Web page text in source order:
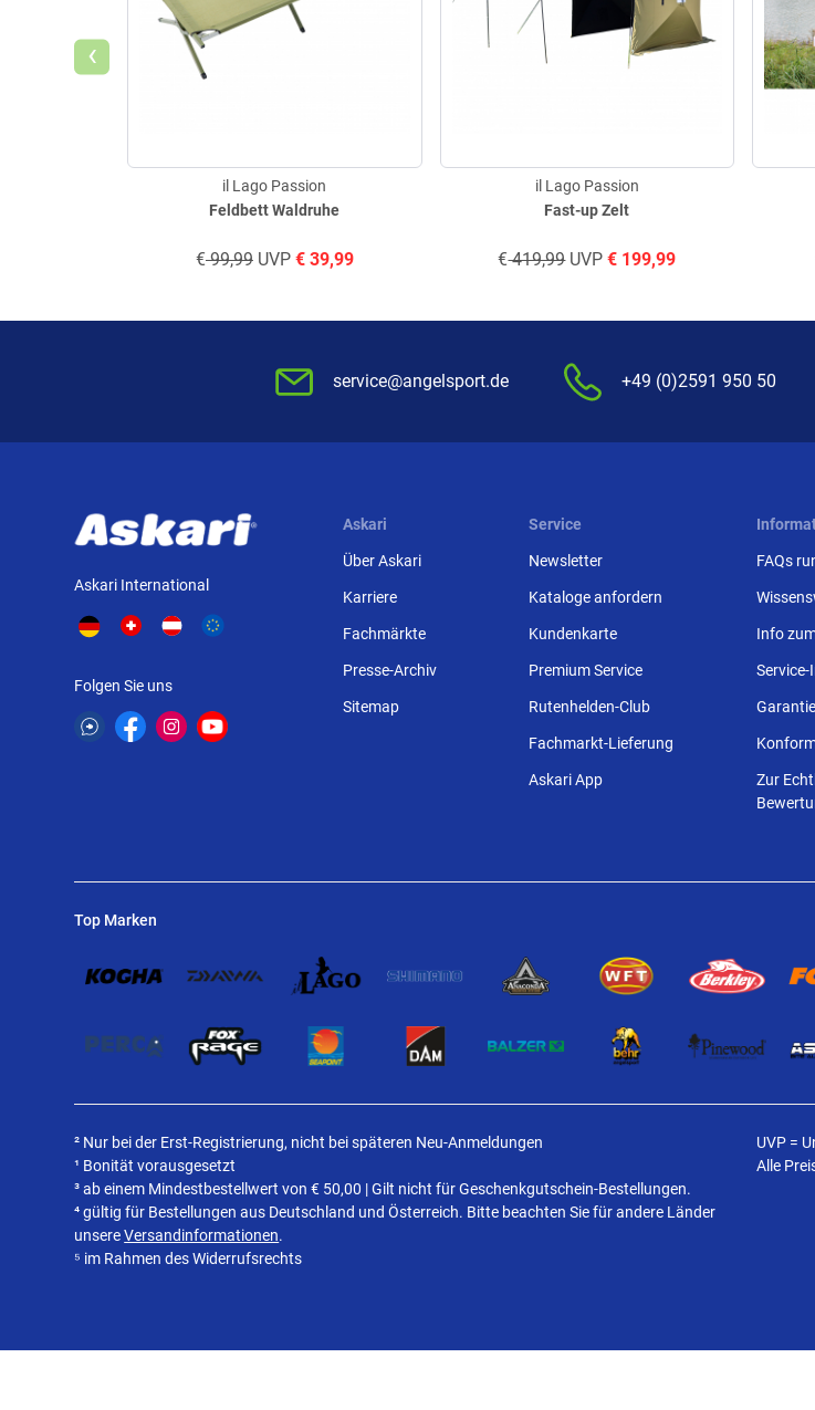
Feldbett Waldruhe
il Lago Passion
€99,99UVP €39,99
Fast-up Zelt
il Lago Passion
€419,99UVP € 199,99
‹
service@angelsport.de +49 (0)2591 950 50
Askari International
Folgen Sie uns
Askari
Über Askari
Karriere
Fachmärkte
Presse-Archiv
Sitemap
Service
Newsletter
Kataloge anfordern
Kundenkarte
Premium Service
Rutenhelden-Club
Fachmarkt-Lieferung
Askari App
FAQs
Info
Zur
Top Marken
² Nur bei der Erst-Registrierung, nicht bei späteren Neu-Anmeldungen
¹ Bonität vorausgesetzt
³ ab einem Mindestbestellwert von€ 50,00 | Gilt nicht für Geschenkgutschein-Bestellungen.
⁴ gültig für Bestellungen aus Deutschland und Österreich. Bitte beachten Sie für andere Länder
unsereVersandinformationen.
⁵ im Rahmen des Widerrufsrechts
UVP =
Alle